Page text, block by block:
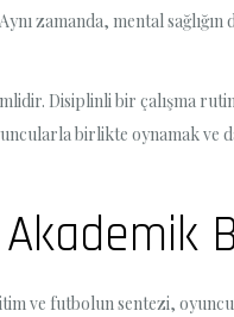
zamanda, mental sağlığın
Disiplinli bir çalışma
birlikte oynamak ve
ve futbolun sentezi,